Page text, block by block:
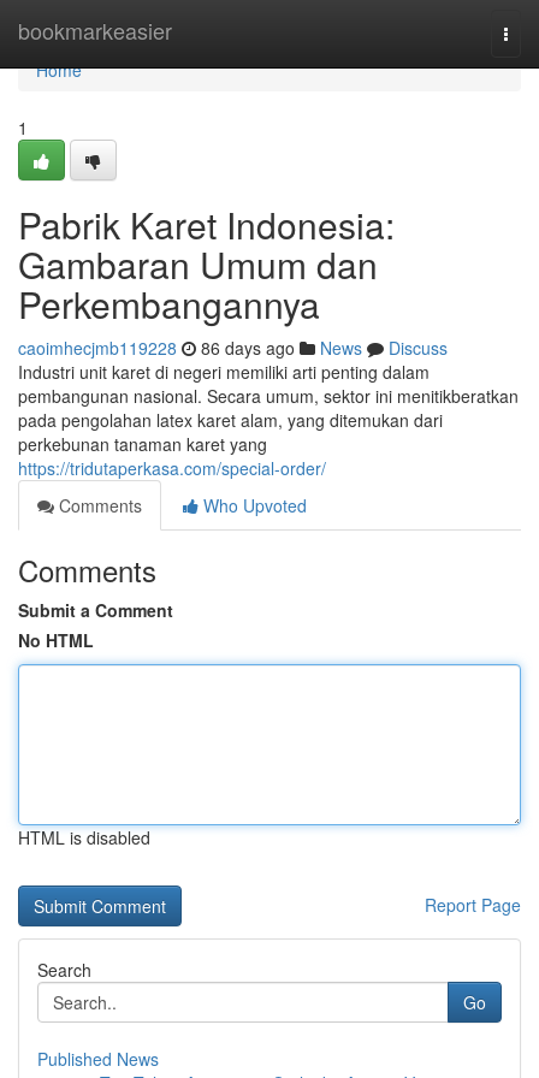
bookmarkeasier
Home
Home
1
Pabrik Karet Indonesia:
Gambaran Umum dan
Perkembangannya
caoimhecjmb119228 86 days ago News
Discuss
Industri unit karet di negeri memiliki arti penting dalam
pembangunan nasional. Secara umum, sektor ini menitikberatkan
pada pengolahan latex karet alam, yang ditemukan dari
perkebunan tanaman karet yang
https://tridutaperkasa.com/special-order/
Comments
Who Upvoted
Comments
Submit a Comment
No HTML
HTML is disabled
Report Page
Search
Go
Published News